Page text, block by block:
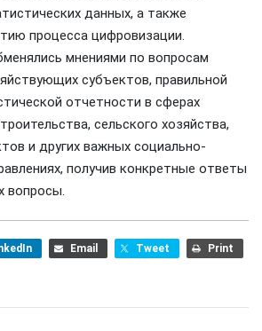
данных, а также
процесса цифровизации.
мнениями по вопросам
субъектов, правильной
отчетности в сферах
сельского хозяйства,
и других важных социально-
получив конкретные ответы
вопросы.
Email Tweet Print